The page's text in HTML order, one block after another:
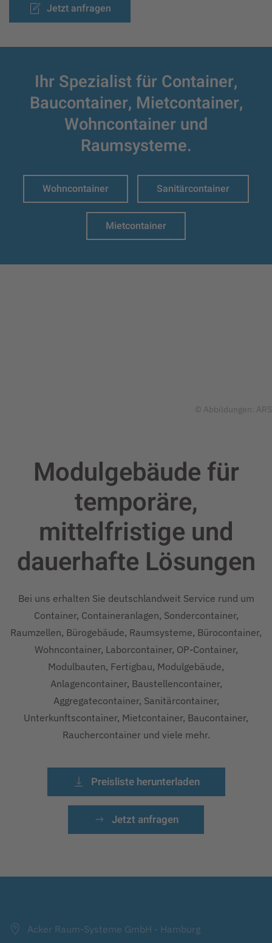
Jetzt anfragen
Ihr Spezialist für Container,
Baucontainer, Mietcontainer,
Wohncontainer und
Raumsysteme.
Wohncontainer Sanitärcontainer
Mietcontainer
© Abbildungen: ARS
Modulgebäude für
temporäre,
mittelfristige und
dauerhafte Lösungen
Bei uns erhalten Sie deutschlandweit Service rund um
Container, Containeranlagen, Sondercontainer,
Raumzellen, Bürogebäude, Raumsysteme, Bürocontainer,
Wohncontainer, Laborcontainer, OP-Container,
Modulbauten, Fertigbau, Modulgebäude,
Anlagencontainer, Baustellencontainer,
Aggregatecontainer, Sanitärcontainer,
Unterkunftscontainer, Mietcontainer, Baucontainer,
Rauchercontainer und viele mehr.
Preisliste herunterladen
Jetzt anfragen
Acker Raum-Systeme GmbH - Hamburg